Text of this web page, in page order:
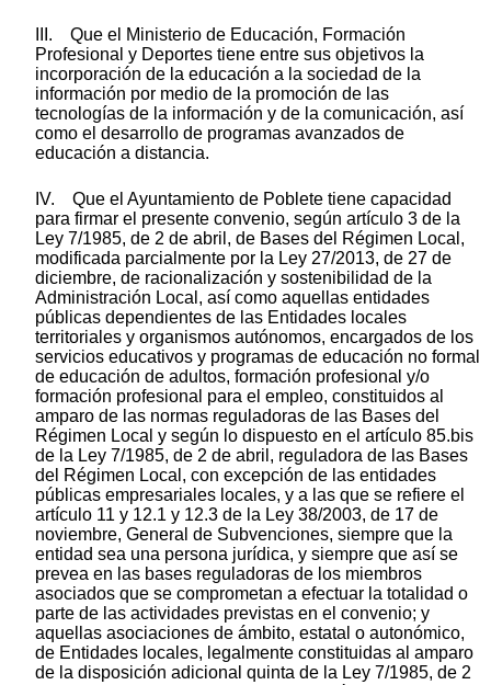
III. Que el Ministerio de Educación, Formación
Profesional y Deportes tiene entre sus objetivos la
incorporación de la educación a la sociedad de la
información por medio de la promoción de las
tecnologías de la información y de la comunicación, así
como el desarrollo de programas avanzados de
educación a distancia.
IV. Que el Ayuntamiento de Poblete tiene capacidad
para firmar el presente convenio, según artículo 3 de la
Ley 7/1985, de 2 de abril, de Bases del Régimen Local,
modificada parcialmente por la Ley 27/2013, de 27 de
diciembre, de racionalización y sostenibilidad de la
Administración Local, así como aquellas entidades
públicas dependientes de las Entidades locales
territoriales y organismos autónomos, encargados de los
servicios educativos y programas de educación no formal
de educación de adultos, formación profesional y/o
formación profesional para el empleo, constituidos al
amparo de las normas reguladoras de las Bases del
Régimen Local y según lo dispuesto en el artículo 85.bis
de la Ley 7/1985, de 2 de abril, reguladora de las Bases
del Régimen Local, con excepción de las entidades
públicas empresariales locales, y a las que se refiere el
artículo 11 y 12.1 y 12.3 de la Ley 38/2003, de 17 de
noviembre, General de Subvenciones, siempre que la
entidad sea una persona jurídica, y siempre que así se
prevea en las bases reguladoras de los miembros
asociados que se comprometan a efectuar la totalidad o
parte de las actividades previstas en el convenio; y
aquellas asociaciones de ámbito, estatal o autonómico,
de Entidades locales, legalmente constituidas al amparo
de la disposición adicional quinta de la Ley 7/1985, de 2